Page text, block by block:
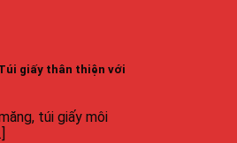
giấy thân thiện với
túi giấy môi